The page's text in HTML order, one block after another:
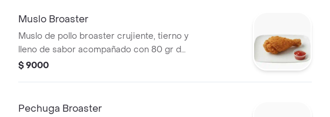
Muslo Broaster
Muslo de pollo broaster crujiente, tierno y
lleno de sabor acompañado con 80 gr de
papa a la francesa, una arepita, tartara y
$ 9000
Pechuga Broaster